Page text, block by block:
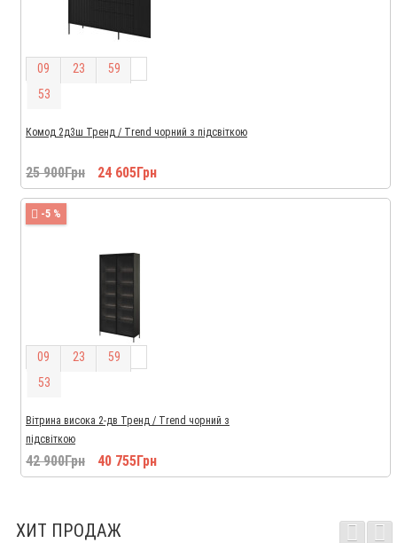
09 23 59
52
Комод 2д3ш Тренд / Trend чорний з підсвіткою
25 900Грн 24 605Грн
-5 %
09 23 59
52
Вітрина висока 2-дв Тренд / Trend чорний з
підсвіткою
42 900Грн 40 755Грн
ХИТ ПРОДАЖ